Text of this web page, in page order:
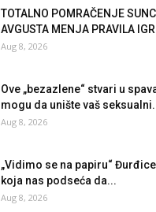
TOTALNO POMRAČENJE
AVGUSTA MENJA PRAVILA
Aug 8, 2026
Ove „bezazlene“ stvari u
mogu da unište vaš
Aug 8, 2026
„Vidimo se na papiru“
koja nas podseća da...
Aug 8, 2026